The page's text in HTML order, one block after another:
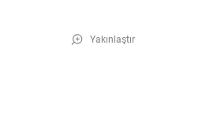
Yakınlaştır